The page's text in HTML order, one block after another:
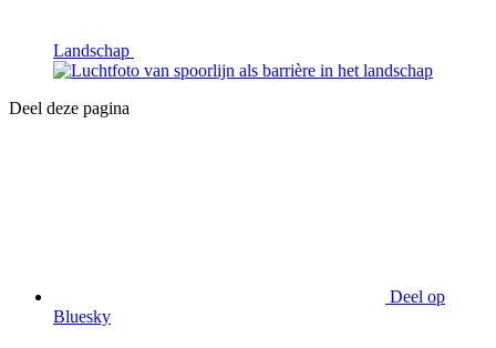
Landschap
Deel deze pagina
Deel op
Bluesky